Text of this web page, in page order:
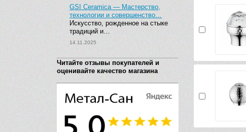
GSI Ceramica — Мастерство,
технологии и совершенство…
Искусство, рожденное на стыке
традиций и…
14.11.2025
Читайте отзывы покупателей и
оценивайте качество магазина